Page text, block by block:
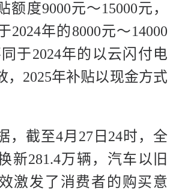
额度9000元～15000元，
2024年的8000元～14000
于2024年的以云闪付电
，2025年补贴以现金方式
，截至4月27日24时，全
新281.4万辆，汽车以旧
激发了消费者的购买意